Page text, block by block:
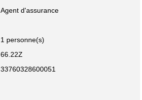
Agent d'assurance
1 personne(s)
66.22Z
33760328600051